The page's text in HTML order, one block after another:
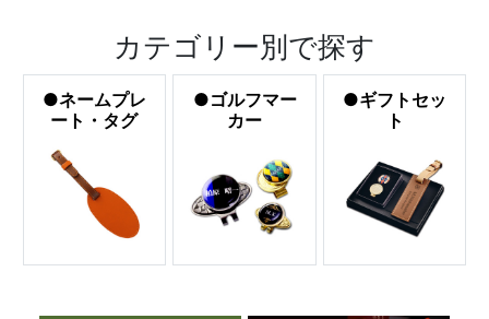
カテゴリー別で探す
●ネームプレ
ート・タグ
●ゴルフマー
カー
●ギフトセッ
ト